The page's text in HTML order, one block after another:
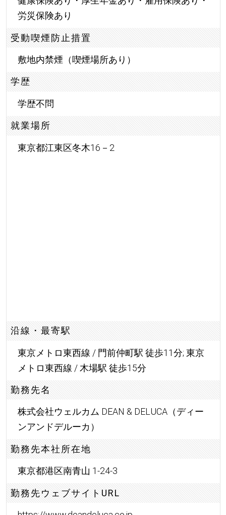
労災保険あり
受動喫煙防止措置
敷地内禁煙（喫煙場所あり）
学歴
学歴不問
就業場所
東京都江東区冬木16－2
沿線・最寄駅
東京メトロ東西線 / 門前仲町駅 徒歩11分; 東京
メトロ東西線 / 木場駅 徒歩15分
勤務先名
株式会社ウェルカム DEAN & DELUCA（ディー
ンアンドデルーカ）
勤務先本社所在地
東京都港区南青山 1-24-3
勤務先ウェブサイトURL